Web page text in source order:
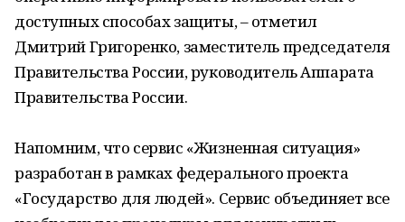
доступных способах защиты, – отметил
Дмитрий Григоренко, заместитель председателя
Правительства России, руководитель Аппарата
Правительства России.
Напомним, что сервис «Жизненная ситуация»
разработан в рамках федерального проекта
«Государство для людей». Сервис объединяет все